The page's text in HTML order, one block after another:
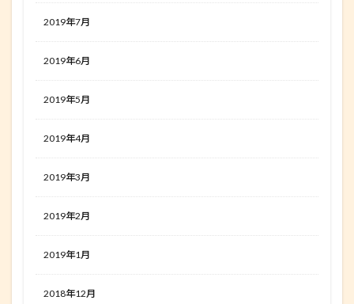
2019年7月
2019年6月
2019年5月
2019年4月
2019年3月
2019年2月
2019年1月
2018年12月